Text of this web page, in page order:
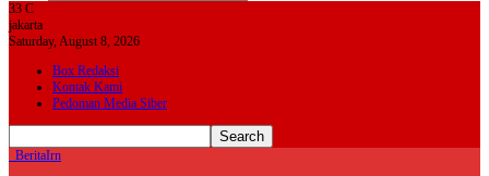
33 C
jakarta
Saturday, August 8, 2026
Box Redaksi
Kontak Kami
Pedoman Media Siber
BeritaIrn